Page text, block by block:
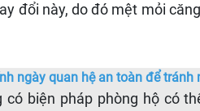
đổi này, do đó mệt mỏi
ngày quan hệ an toàn để tránh
có biện pháp phòng hộ có